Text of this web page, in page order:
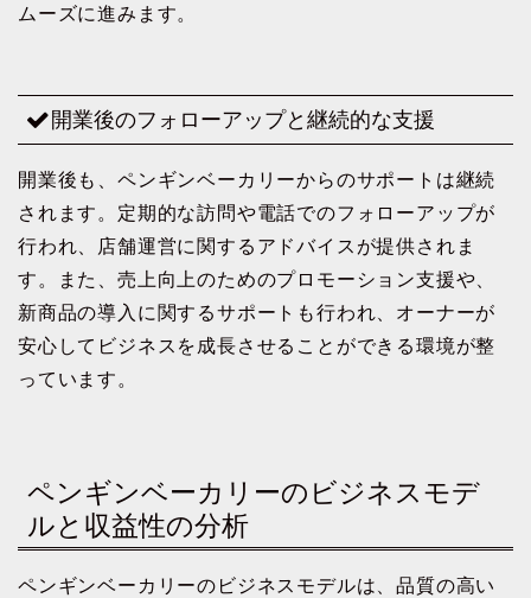
ムーズに進みます。
開業後のフォローアップと継続的な支援
開業後も、ペンギンベーカリーからのサポートは継続
されます。定期的な訪問や電話でのフォローアップが
行われ、店舗運営に関するアドバイスが提供されま
す。また、売上向上のためのプロモーション支援や、
新商品の導入に関するサポートも行われ、オーナーが
安心してビジネスを成長させることができる環境が整
っています。
ペンギンベーカリーのビジネスモデ
ルと収益性の分析
ペンギンベーカリーのビジネスモデルは、品質の高い